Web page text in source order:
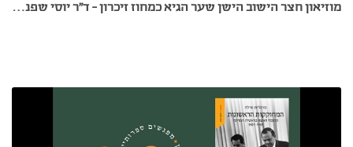
מוזיאון חצר הישוב הישן שער הגיא כמחוז זיכרון - ד"ר יוסי שפנייר 26.04.26